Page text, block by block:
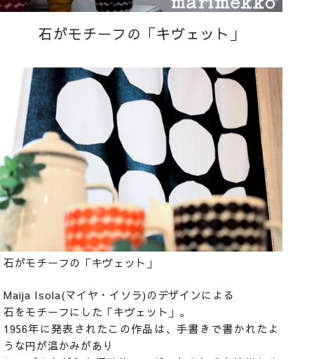
石がモチーフの「キヴェット」
石がモチーフの「キヴェット」
Maija Isola(マイヤ・イソラ)のデザインによる
石をモチーフにした「キヴェット」。
1956年に発表されたこの作品は、手書きで書かれたよ
うな円が温かみがあり